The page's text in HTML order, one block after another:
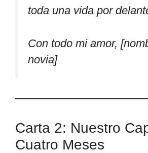
toda una vida por
Con todo mi amor,
novia]
Carta 2: Nuestro
Cuatro Meses